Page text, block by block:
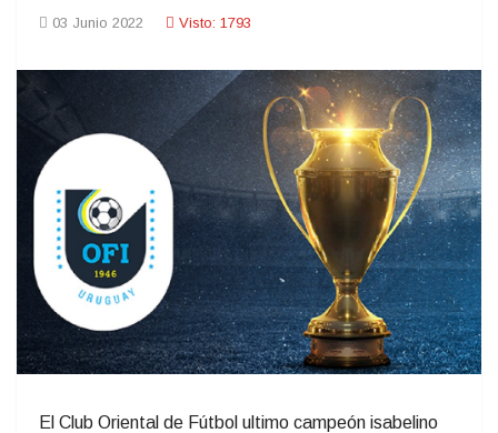
03 Junio 2022 Visto: 1793
El Club Oriental de Fútbol ultimo campeón isabelino